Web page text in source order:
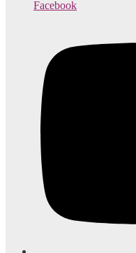
Facebook